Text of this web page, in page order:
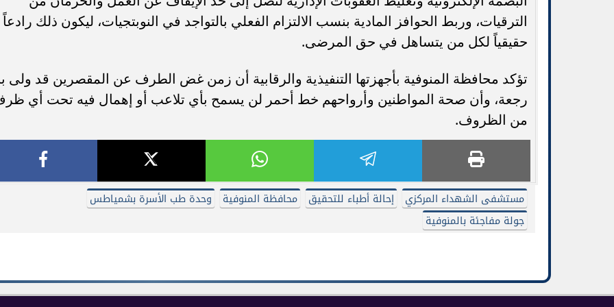
الترقيات، وربط الحوافز المادية بنسب الالتزام الفعلي بالتواجد في النوبتجيات، ليكون ذلك رادعاً
حقيقياً لكل من يتساهل في حق المرضى.
تؤكد محافظة المنوفية بأجهزتها التنفيذية والرقابية أن زمن غض الطرف عن المقصرين قد ولى
رجعة، وأن صحة المواطنين وأرواحهم خط أحمر لن يسمح بأي تلاعب أو إهمال فيه تحت أي
من الظروف.
مستشفى الشهداء المركزي إحالة أطباء للتحقيق محافظة المنوفية
وحدة طب الأسرة بشمياطس
جولة مفاجئة بالمنوفية